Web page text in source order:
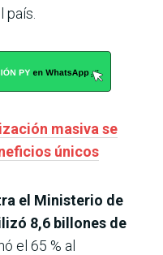
país.
masiva se
únicos
el Ministerio de
8,6 billones de
el 65 % al